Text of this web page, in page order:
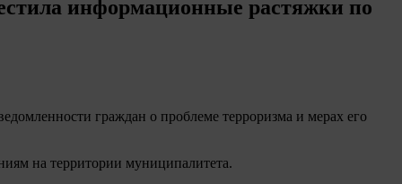
информационные растяжки по
граждан о проблеме терроризма и мерах его
на территории муниципалитета.